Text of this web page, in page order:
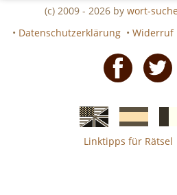
(c) 2009 - 2026 by wort-
• Datenschutzerklärung • Widerruf
EnglischeSpanische
Linktipps für Rätsel